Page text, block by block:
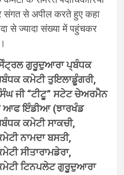
संगत से अपील करते हुए कहा
से ज्यादा संख्या में पहुंचकर
ਗੁਰੂਦੁਆਰਾ ਪ੍ਬੰਧਕ
ਕਮੇਟੀ ਤੁਇਲਾਡੂੰਗਰੀ,
ਜੀ “ਟੀਟੂ” ਸਟੇਟ ਚੇਅਰਮੈਨ
ਆਫ ਇੰਡੀਆ (ਝਾਰਖੰਡ
ਕਮੇਟੀ ਸਾਕਚੀ,
ਨਾਮਦਾ ਬਸਤੀ,
ਸੀਤਾਰਾਮਡੇਰਾ,
ਟਿਨਪਲੇਟ ਗੁਰੂਦੁਆਰਾ